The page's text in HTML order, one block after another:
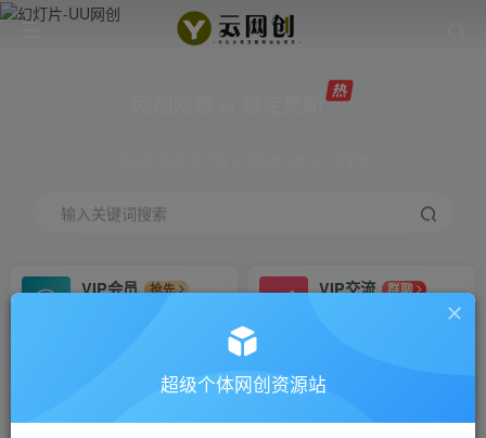
输入关键词搜索
VIP会员
抢先
VIP交流
群聊
研究探讨更多创业项目路子。
会员专属推广链接
招募站长
超级个体网创资源站